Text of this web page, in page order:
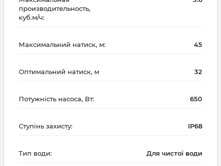
производительность,
куб.м/ч:
Максимальний натиск, м: 45
Оптимальний натиск, м 32
Потужність насоса, Вт: 650
Ступінь захисту: IP68
Тип води: Для чистої води